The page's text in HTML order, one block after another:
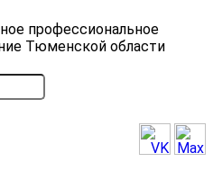
профессиональное
Тюменской области